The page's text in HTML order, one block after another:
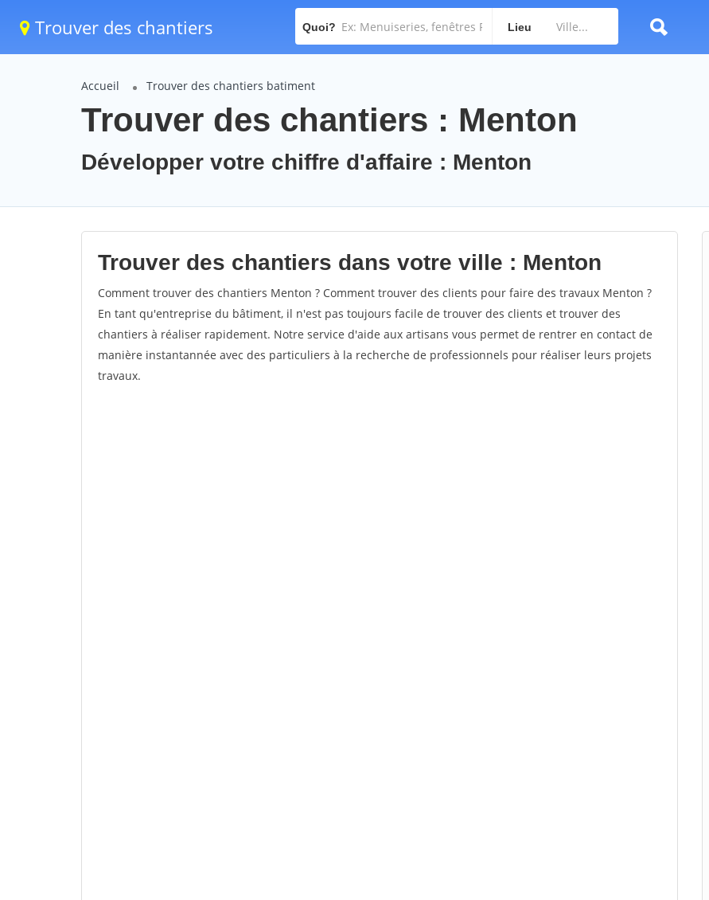
Trouver des chantiers Quoi? Lieu
Accueil Trouver des chantiers batiment
Trouver des chantiers : Menton
Développer votre chiffre d'affaire : Menton
Trouver des chantiers dans votre ville : Menton
Comment trouver des chantiers Menton ? Comment trouver des clients pour faire des travaux Menton ?
En tant qu'entreprise du bâtiment, il n'est pas toujours facile de trouver des clients et trouver des
chantiers à réaliser rapidement. Notre service d'aide aux artisans vous permet de rentrer en contact de
manière instantannée avec des particuliers à la recherche de professionnels pour réaliser leurs projets
travaux.